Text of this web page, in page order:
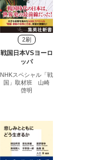
2刷
戦国日本VSヨーロ
ッパ
NHKスペシャル「戦
国」取材班 山崎
啓明